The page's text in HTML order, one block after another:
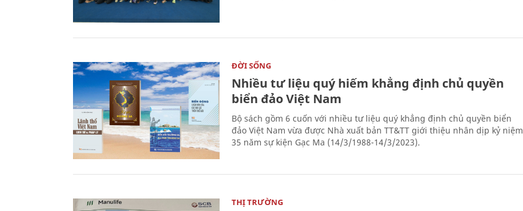
ĐỜI SỐNG
Nhiều tư liệu quý hiếm khẳng định chủ quyền
biển đảo Việt Nam
Bộ sách gồm 6 cuốn với nhiều tư liệu quý khẳng định chủ quyền biển
đảo Việt Nam vừa được Nhà xuất bản TT&TT giới thiệu nhân dịp kỷ niệm
35 năm sự kiện Gạc Ma (14/3/1988-14/3/2023).
THỊ TRƯỜNG